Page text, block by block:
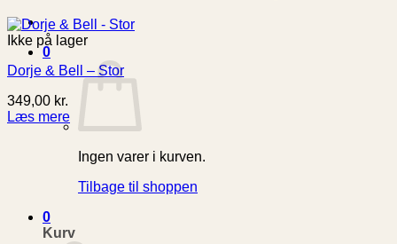
0
Ingen varer i kurven.
Tilbage til shoppen
0
Kurv
Ikke på lager
Dorje & Bell – Stor
349,00 kr.
Læs mere